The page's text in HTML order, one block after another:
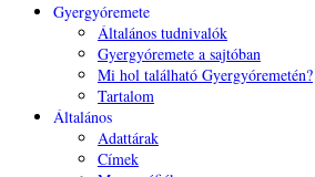
Gyergyóremete
Általános tudnivalók
Gyergyóremete a sajtóban
Mi hol található Gyergyóremetén?
Tartalom
Általános
Adattárak
Címek